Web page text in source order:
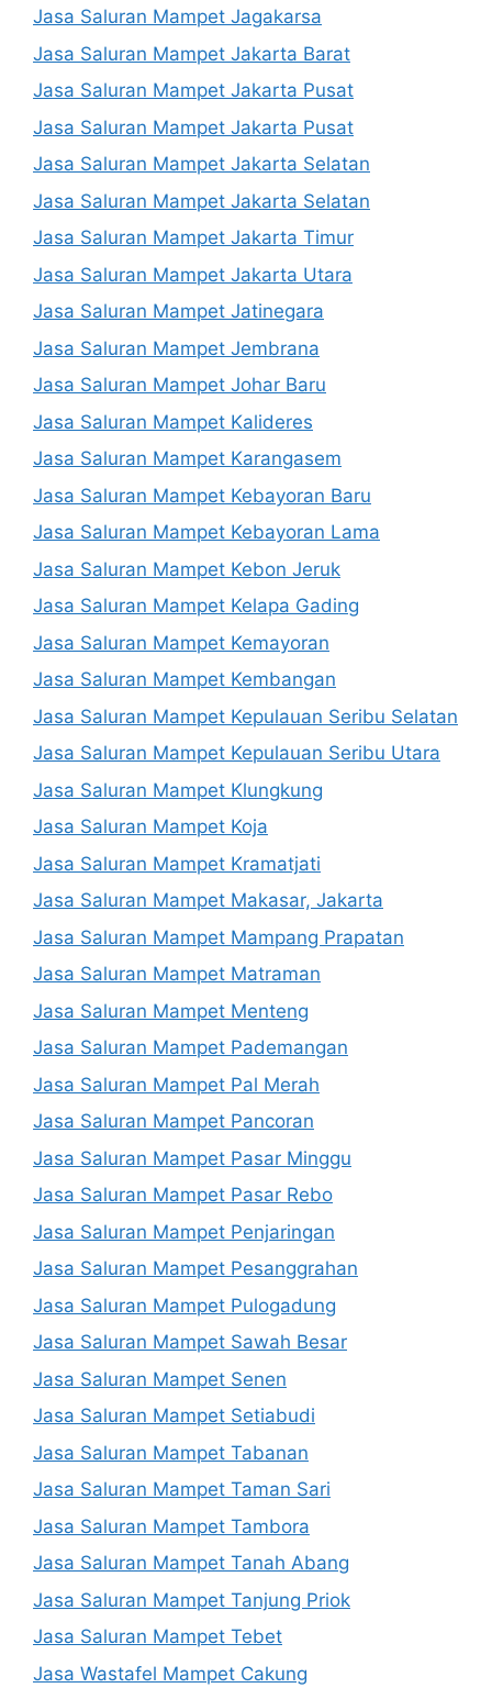
Jasa Saluran Mampet Jagakarsa
Jasa Saluran Mampet Jakarta Barat
Jasa Saluran Mampet Jakarta Pusat
Jasa Saluran Mampet Jakarta Pusat
Jasa Saluran Mampet Jakarta Selatan
Jasa Saluran Mampet Jakarta Selatan
Jasa Saluran Mampet Jakarta Timur
Jasa Saluran Mampet Jakarta Utara
Jasa Saluran Mampet Jatinegara
Jasa Saluran Mampet Jembrana
Jasa Saluran Mampet Johar Baru
Jasa Saluran Mampet Kalideres
Jasa Saluran Mampet Karangasem
Jasa Saluran Mampet Kebayoran Baru
Jasa Saluran Mampet Kebayoran Lama
Jasa Saluran Mampet Kebon Jeruk
Jasa Saluran Mampet Kelapa Gading
Jasa Saluran Mampet Kemayoran
Jasa Saluran Mampet Kembangan
Jasa Saluran Mampet Kepulauan Seribu Selatan
Jasa Saluran Mampet Kepulauan Seribu Utara
Jasa Saluran Mampet Klungkung
Jasa Saluran Mampet Koja
Jasa Saluran Mampet Kramatjati
Jasa Saluran Mampet Makasar, Jakarta
Jasa Saluran Mampet Mampang Prapatan
Jasa Saluran Mampet Matraman
Jasa Saluran Mampet Menteng
Jasa Saluran Mampet Pademangan
Jasa Saluran Mampet Pal Merah
Jasa Saluran Mampet Pancoran
Jasa Saluran Mampet Pasar Minggu
Jasa Saluran Mampet Pasar Rebo
Jasa Saluran Mampet Penjaringan
Jasa Saluran Mampet Pesanggrahan
Jasa Saluran Mampet Pulogadung
Jasa Saluran Mampet Sawah Besar
Jasa Saluran Mampet Senen
Jasa Saluran Mampet Setiabudi
Jasa Saluran Mampet Tabanan
Jasa Saluran Mampet Taman Sari
Jasa Saluran Mampet Tambora
Jasa Saluran Mampet Tanah Abang
Jasa Saluran Mampet Tanjung Priok
Jasa Saluran Mampet Tebet
Jasa Wastafel Mampet Cakung